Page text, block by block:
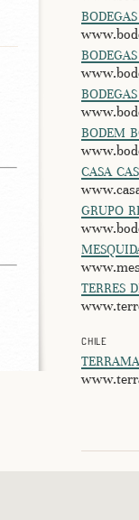
bodem
casa
grupo
terres
chile